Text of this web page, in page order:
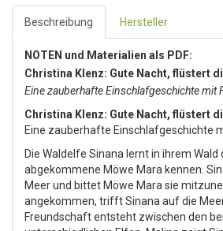
Beschreibung Hersteller
NOTEN und Materialien als PDF:
Christina Klenz: Gute Nacht, flüstert
Eine zauberhafte Einschlafgeschichte mit
Christina Klenz: Gute Nacht, flüstert
Eine zauberhafte Einschlafgeschichte
Die Waldelfe Sinana lernt in ihrem Wald
abgekommene Möwe Mara kennen.
Meer und bittet Möwe Mara sie
angekommen, trifft Sinana auf die
Freundschaft entsteht zwischen den